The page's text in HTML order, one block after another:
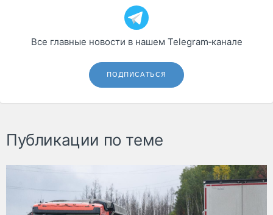
Все главные новости в нашем Telegram‑канале
ПОДПИСАТЬСЯ
Публикации по теме